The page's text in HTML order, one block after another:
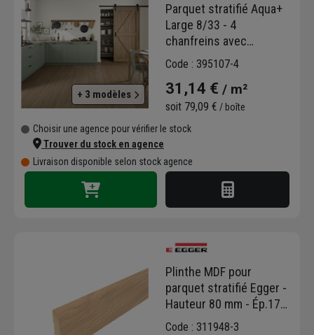
+ 3 modèles
Parquet stratifié Aqua+
Large 8/33 - 4
chanfreins avec
système Aqua CLIC it!
24h - 246 x 8 x 1292 mm
- Chêne Casella Marron
Code : 395107-4
31,14 € / m²
soit 79,09 € / boîte
Choisir une agence pour vérifier le stock
Trouver du stock en agence
Livraison disponible selon stock agence
Plinthe MDF pour
parquet stratifié Egger -
Hauteur 80 mm - Ép.17
mm - Longueur 2,40 m -
Code : 311948-3